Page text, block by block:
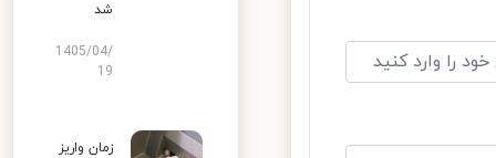
شد
1405/04/
19
زمان واریز